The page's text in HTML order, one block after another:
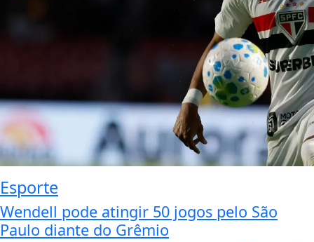
Esporte
Wendell pode atingir 50 jogos pelo São
Paulo diante do Grêmio